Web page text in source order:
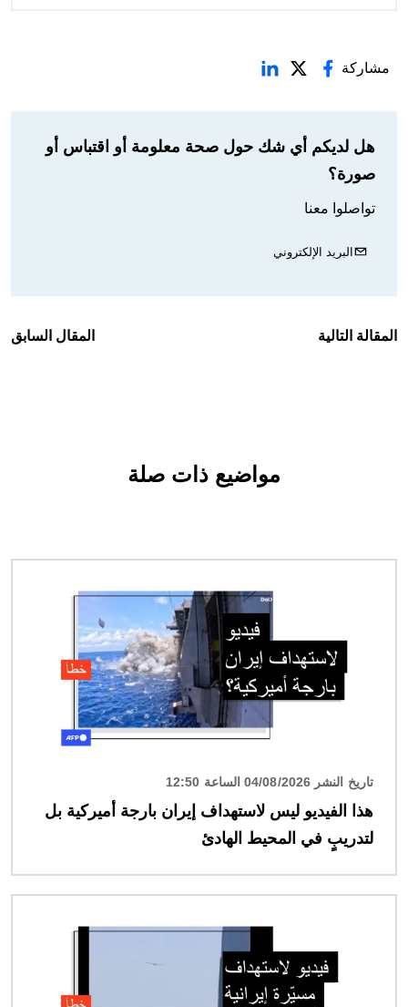
مشاركة
هل لديكم أي شك حول صحة معلومة أو اقتباس أو
صورة؟
تواصلوا معنا
البريد الإلكتروني
المقالة التالية المقال السابق
مواضيع ذات صلة
تاريخ النشر 04/08/2026 الساعة 12:50
هذا الفيديو ليس لاستهداف إيران بارجة أميركية بل
لتدريبٍ في المحيط الهادئ